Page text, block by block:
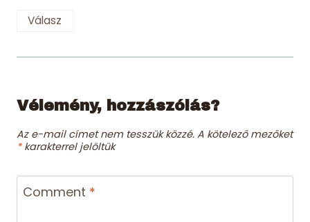
Válasz
Vélemény, hozzászólás?
Az e-mail címet nem tesszük közzé. A kötelező mezőket
*karakterrel jelöltük
Comment *